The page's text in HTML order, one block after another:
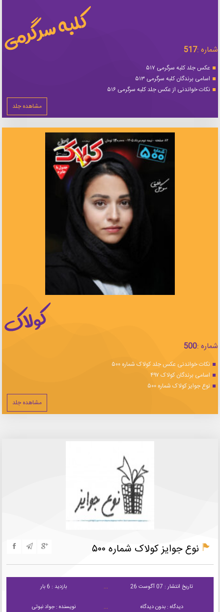
شماره :517
عکس جلد کلبه سرگرمی ۵۱۷
اسامی برندگان کلبه سرگرمی ۵۱۳
نکات خواندنی از عکس جلد کلبه سرگرمی ۵۱۶
مشاهده جلد
شماره :500
نکات خواندنی عکس جلد کولاک شماره ۵۰۰
اسامی برندگان کولاک ۴۹۷
نوع جوایز کولاک شماره ۵۰۰
مشاهده جلد
نوع جوایز کولاک شماره ۵۰۰
تاریخ انتشار : 07 آگوست 26 بازدید : 6 بار
دیدگاه : بدون دیدگاه نویسنده : جواد نبوتی